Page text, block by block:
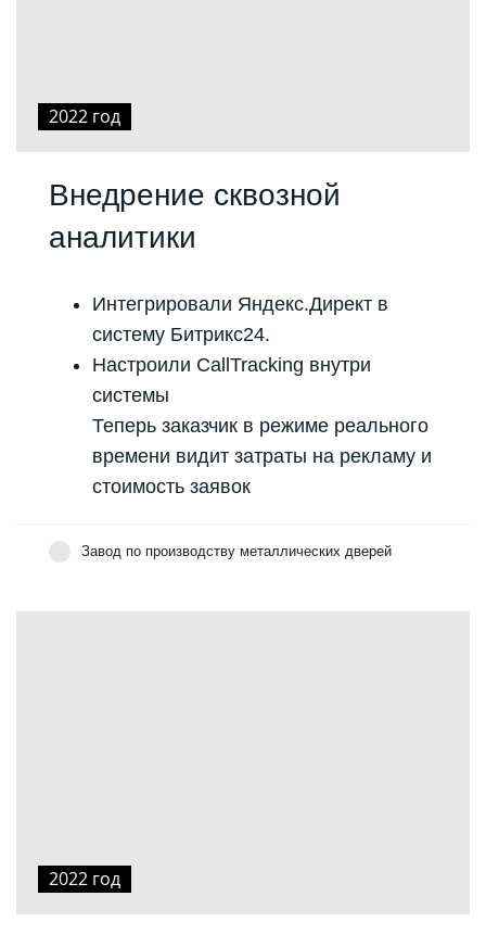
2022 год
Внедрение сквозной
аналитики
Интегрировали Яндекс.Директ в
систему Битрикс24.
Настроили CallTracking внутри
системы
Теперь заказчик в режиме реального
времени видит затраты на рекламу и
стоимость заявок
Завод по производству металлических дверей
2022 год